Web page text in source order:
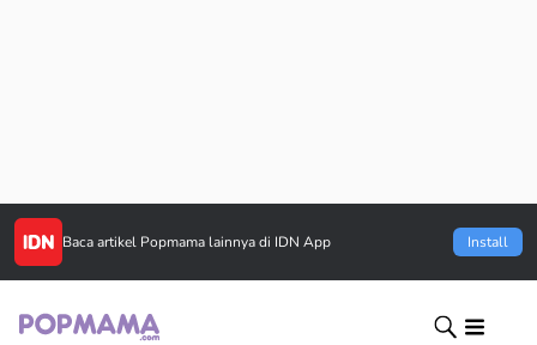
Baca artikel Popmama lainnya di IDN App Install